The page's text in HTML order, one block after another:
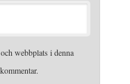
webbplats i denna